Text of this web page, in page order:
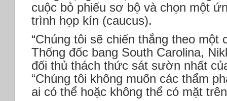
cuộc bỏ phiếu sơ bộ và chọn một
trình họp kín (caucus).
“Chúng tôi sẽ chiến thắng theo một
Thống đốc bang South Carolina,
đối thủ thách thức sát sườn nhất
“Chúng tôi không muốn các thẩm
ai có thể hoặc không thể có mặt